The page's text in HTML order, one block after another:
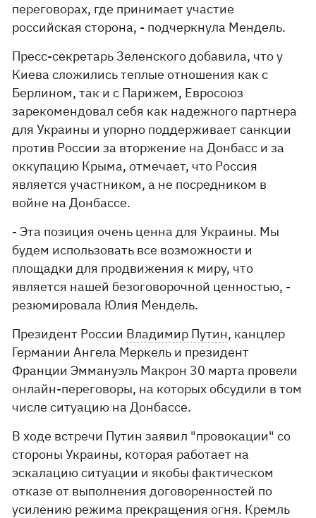
переговорах, где принимает участие
российская сторона, - подчеркнула Мендель.
Пресс-секретарь Зеленского добавила, что у
Киева сложились теплые отношения как с
Берлином, так и с Парижем, Евросоюз
зарекомендовал себя как надежного партнера
для Украины и упорно поддерживает санкции
против России за вторжение на Донбасс и за
оккупацию Крыма, отмечает, что Россия
является участником, а не посредником в
войне на Донбассе.
- Эта позиция очень ценна для Украины. Мы
будем использовать все возможности и
площадки для продвижения к миру, что
является нашей безоговорочной ценностью, -
резюмировала Юлия Мендель.
Президент России Владимир Путин, канцлер
Германии Ангела Меркель и президент
Франции Эммануэль Макрон 30 марта провели
онлайн-переговоры, на которых обсудили в том
числе ситуацию на Донбассе.
В ходе встречи Путин заявил "провокации" со
стороны Украины, которая работает на
эскалацию ситуации и якобы фактическом
отказе от выполнения договоренностей по
усилению режима прекращения огня. Кремль